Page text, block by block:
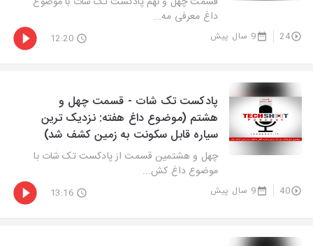
داغ معرفی مه...
24 9 سال پیش 12:20
پادکست تک شات - قسمت چهل و
هشتم (موضوع داغ هفته: نزدیک ترین
سیاره قابل سکونت به زمین کشف شد)
چهل و هشتمین قسمت از پادکست تک شات با
موضوع داغ کش...
40 9 سال پیش 13:16